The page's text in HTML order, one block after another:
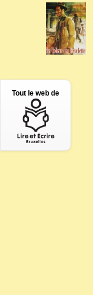
Tout le web de